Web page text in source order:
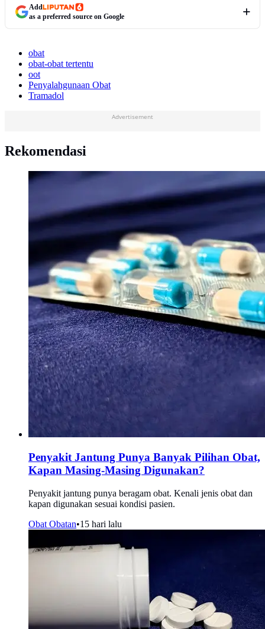
Add
as a preferred source on Google
obat
obat-obat tertentu
oot
Penyalahgunaan Obat
Tramadol
Advertisement
Rekomendasi
Penyakit Jantung Punya Banyak Pilihan Obat,
Kapan Masing-Masing Digunakan?
Penyakit jantung punya beragam obat. Kenali jenis obat dan
kapan digunakan sesuai kondisi pasien.
Obat Obatan•15 hari lalu